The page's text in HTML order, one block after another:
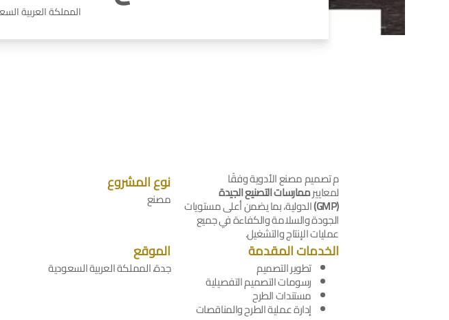
المملكة العربية
م تصميم مصنع الأدوية وفقًا
لمعاييرممارسات التصنيع الجيدة
(GMP) الدولية، بما يضمن أعلى مستويات
الجودة والسلامة والكفاءة في جميع
عمليات الإنتاج والتشغيل.
نوع المشروع
مصنع
الخدمات المقدمة
تطوير التصميم
رسومات التصميم التفصيلية
مستندات الطرح
إدارة عملية الطرح والمناقصات
الموقع
جدة، المملكة العربية السعودية